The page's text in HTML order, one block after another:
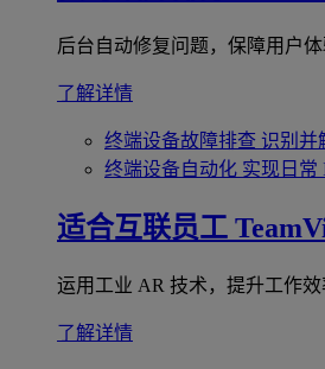
后台自动修复问题，保障用户体
了解详情
终端设备故障排查 识别并
终端设备自动化 实现日常
适合互联员工
运用工业 AR 技术，提升工作效
了解详情